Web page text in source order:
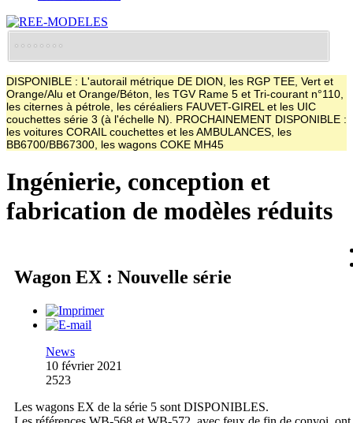
DISPONIBLE : L'autorail métrique DE DION, les RGP TEE, Vert et
Orange/Alu et Orange/Béton, les TGV Rame 5 et Tri-courant n°110,
les citernes à pétrole, les céréaliers FAUVET-GIREL et les UIC
couchettes série 3 (à l'échelle N). PROCHAINEMENT DISPONIBLE :
les voitures CORAIL couchettes et les AMBULANCES, les
BB6700/BB67300, les wagons COKE MH45
Ingénierie, conception et
fabrication de modèles réduits
Wagon EX : Nouvelle série
News
10 février 2021
2523
Les wagons EX de la série 5 sont DISPONIBLES.